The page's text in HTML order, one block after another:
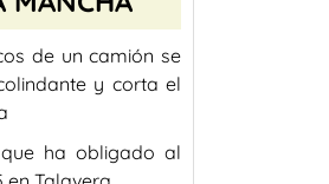
de un camión se
y corta el
ha obligado al